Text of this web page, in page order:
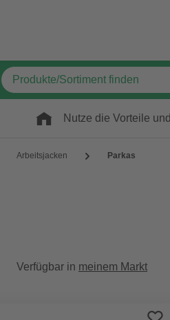
Nutze die Vorteile und
Arbeitsjacken Parkas
Verfügbar in meinem Markt